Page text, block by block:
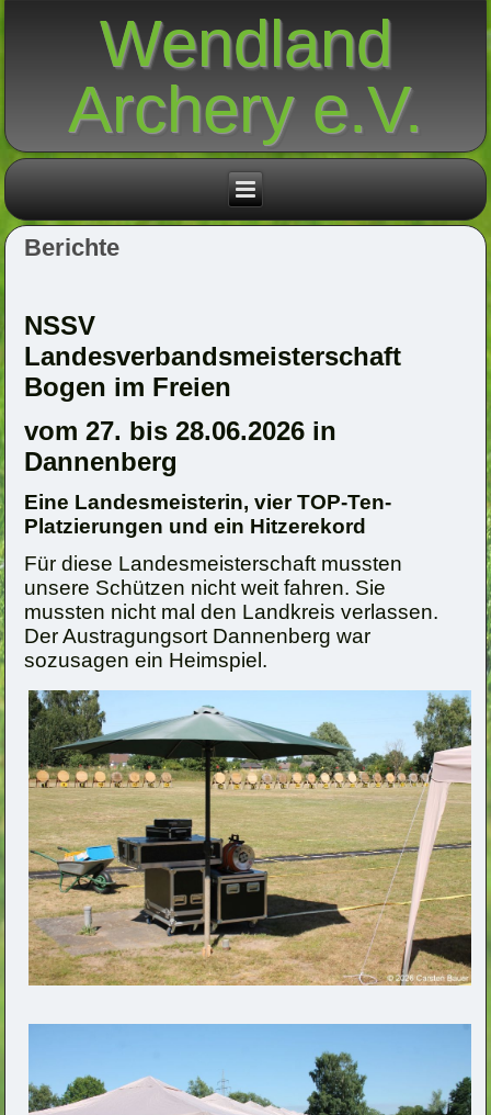
Wendland
Archery e.V.
Berichte
NSSV
Landesverbandsmeisterschaft
Bogen im Freien
vom 27. bis 28.06.2026 in
Dannenberg
Eine Landesmeisterin, vier TOP-Ten-
Platzierungen und ein Hitzerekord
Für diese Landesmeisterschaft mussten
unsere Schützen nicht weit fahren. Sie
mussten nicht mal den Landkreis verlassen.
Der Austragungsort Dannenberg war
sozusagen ein Heimspiel.